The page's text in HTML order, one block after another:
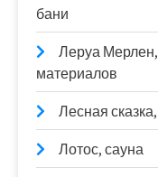
бани
Леруа Мерлен,
материалов
Лесная
Лотос, сауна